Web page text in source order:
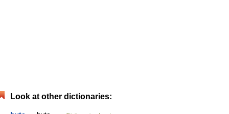
Look at other dictionaries: